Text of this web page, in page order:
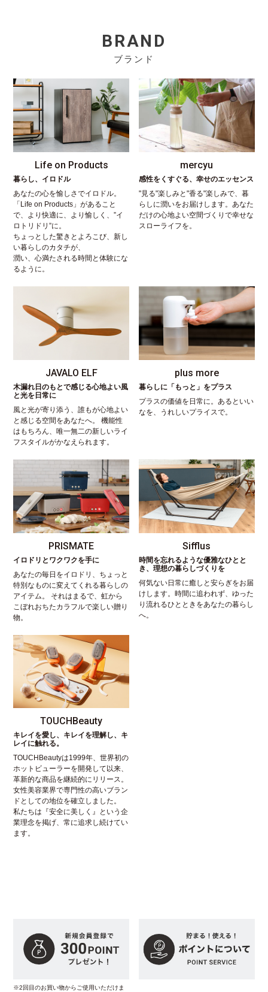
BRAND
ブランド
Life on Products
暮らし、イロドル
あなたの心を愉しさでイロドル。
「Life on Products」があること
で、より快適に、より愉しく、”イ
ロトリドリ”に。
ちょっとした驚きとよろこび、新し
い暮らしのカタチが、
潤い、心満たされる時間と体験にな
るように。
mercyu
感性をくすぐる、幸せのエッセンス
"見る"楽しみと"香る"楽しみで、暮
らしに潤いをお届けします。あなた
だけの心地よい空間づくりで幸せな
スローライフを。
JAVALO ELF
木漏れ日のもとで感じる心地よい風
と光を日常に
風と光が寄り添う、誰もが心地よい
と感じる空間をあなたへ。 機能性
はもちろん、唯一無二の新しいライ
フスタイルがかなえられます。
plus more
暮らしに「もっと」をプラス
プラスの価値を日常に。あるといい
なを、うれしいプライスで。
PRISMATE
イロドリとワクワクを手に
あなたの毎日をイロドリ、ちょっと
特別なものに変えてくれる暮らしの
アイテム。 それはまるで、虹から
こぼれおちたカラフルで楽しい贈り
物。
Sifflus
時間を忘れるような優雅なひとと
き、理想の暮らしづくりを
何気ない日常に癒しと安らぎをお届
けします。時間に追われず、ゆった
り流れるひとときをあなたの暮らし
へ。
TOUCHBeauty
キレイを愛し、キレイを理解し、キ
レイに触れる。
TOUCHBeautyは1999年、世界初の
ホットビューラーを開発して以来、
革新的な商品を継続的にリリース。
女性美容業界で専門性の高いブラン
ドとしての地位を確立しました。
私たちは『安全に美しく』という企
業理念を掲げ、常に追求し続けてい
ます。
※2回目のお買い物からご使用いただけま